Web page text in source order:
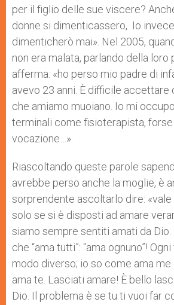
per il figlio delle sue viscere?
donne si dimenticassero, Io
dimenticherò mai». Nel 2005,
non era malata, parlando della loro
afferma: «ho perso mio padre di
avevo 23 anni. È difficile accettare
che amiamo muoiano. Io mi
terminali come fisioterapista, forse
vocazione…».
Riascoltando queste parole
avrebbe perso anche la moglie, è
sorprendente ascoltarlo dire:
solo se si è disposti ad amare
siamo sempre sentiti amati da Dio.
che “ama tutti”: “ama ognuno”!
modo diverso; io so come ama
ama te. Lasciati amare! È bello
Dio. Il problema è se tu ti vuoi far